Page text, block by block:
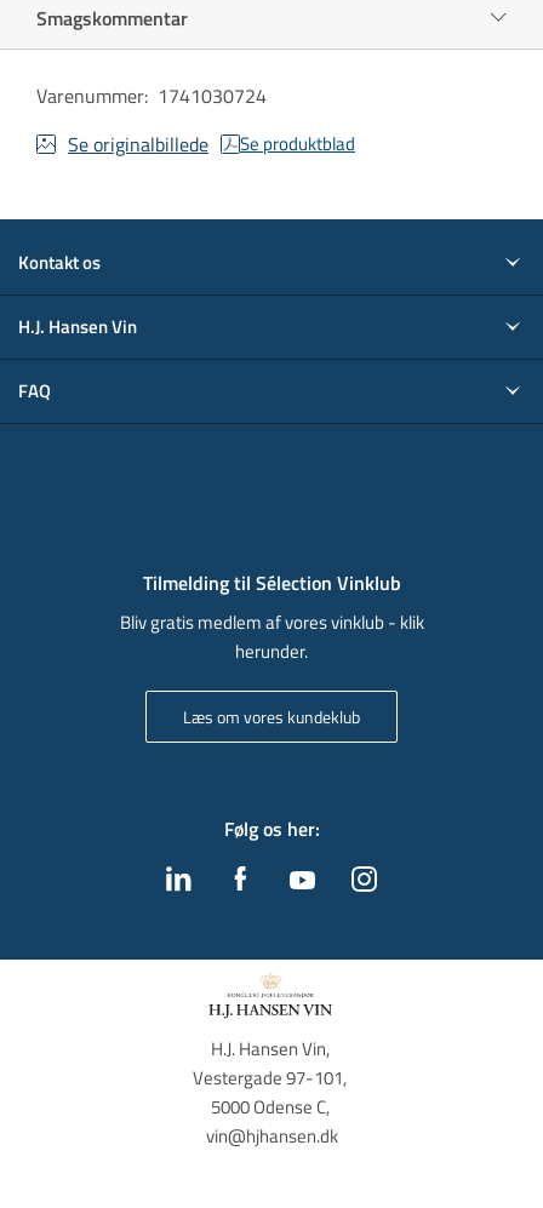
Smagskommentar
Varenummer: 1741030724
Se originalbillede
Se produktblad
Kontakt os
H.J. Hansen Vin
FAQ
Tilmelding til Sélection Vinklub
Bliv gratis medlem af vores vinklub - klik
herunder.
Læs om vores kundeklub
Følg os her:
H.J. Hansen Vin,
Vestergade 97-101,
5000 Odense C,
vin@hjhansen.dk